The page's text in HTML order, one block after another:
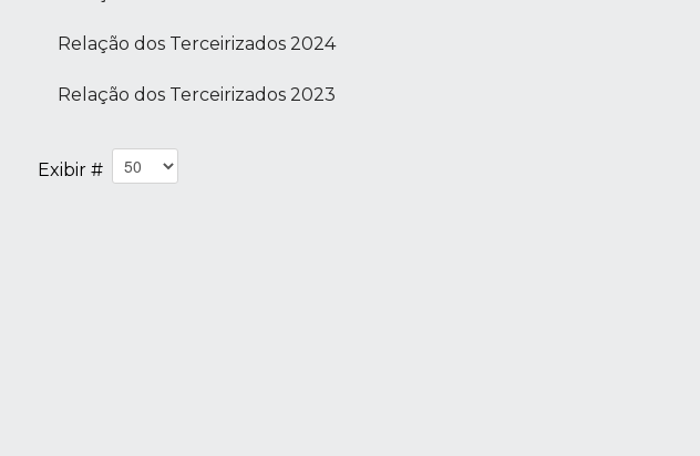
Relação dos Terceirizados 2024
Relação dos Terceirizados 2023
Exibir #